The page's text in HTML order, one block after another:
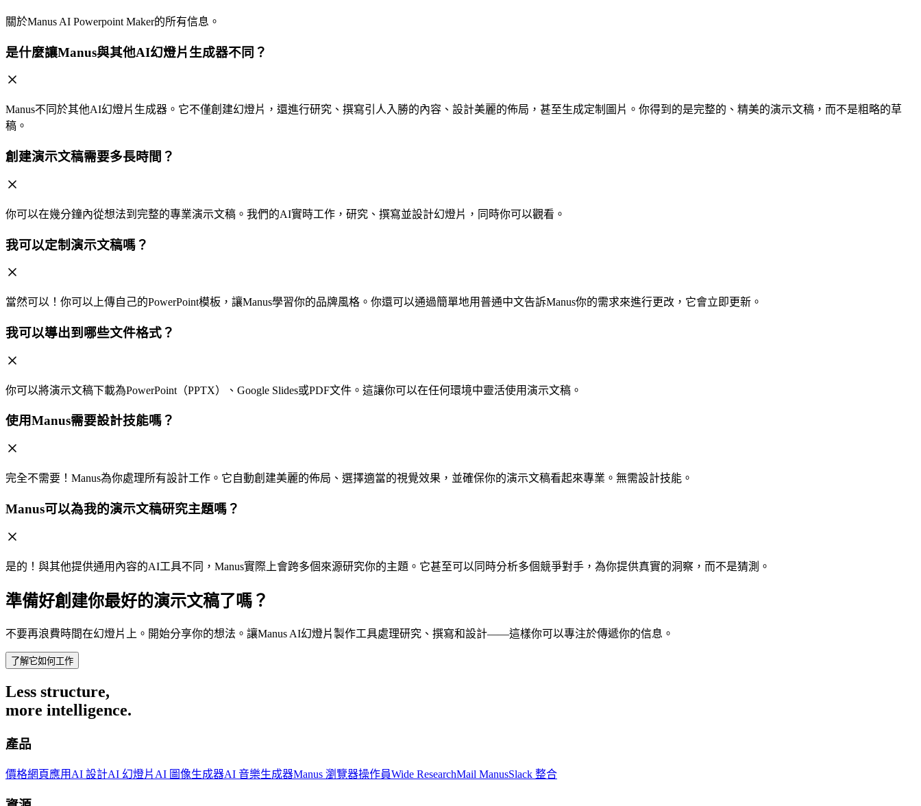
關於Manus AI Powerpoint Maker的所有信息。
是什麼讓Manus與其他AI幻燈片生成器不同？
Manus不同於其他AI幻燈片生成器。它不僅創建幻燈片，還進行研究、撰寫引人入勝的內容、設計美麗的佈局，甚至生成定制圖片。你得到的是完整的、精美的演示文稿，而不是粗略的草
稿。
創建演示文稿需要多長時間？
你可以在幾分鐘內從想法到完整的專業演示文稿。我們的AI實時工作，研究、撰寫並設計幻燈片，同時你可以觀看。
我可以定制演示文稿嗎？
當然可以！你可以上傳自己的PowerPoint模板，讓Manus學習你的品牌風格。你還可以通過簡單地用普通中文告訴Manus你的需求來進行更改，它會立即更新。
我可以導出到哪些文件格式？
你可以將演示文稿下載為PowerPoint（PPTX）、Google Slides或PDF文件。這讓你可以在任何環境中靈活使用演示文稿。
使用Manus需要設計技能嗎？
完全不需要！Manus為你處理所有設計工作。它自動創建美麗的佈局、選擇適當的視覺效果，並確保你的演示文稿看起來專業。無需設計技能。
Manus可以為我的演示文稿研究主題嗎？
是的！與其他提供通用內容的AI工具不同，Manus實際上會跨多個來源研究你的主題。它甚至可以同時分析多個競爭對手，為你提供真實的洞察，而不是猜測。
準備好創建你最好的演示文稿了嗎？
不要再浪費時間在幻燈片上。開始分享你的想法。讓Manus AI幻燈片製作工具處理研究、撰寫和設計——這樣你可以專注於傳遞你的信息。
了解它如何工作
Less structure,
more intelligence.
產品
價格網頁應用 AI 設計AI 幻燈片 AI 圖像生成器AI 音樂生成器Manus 瀏覽器操作員Wide ResearchMail ManusSlack 整合